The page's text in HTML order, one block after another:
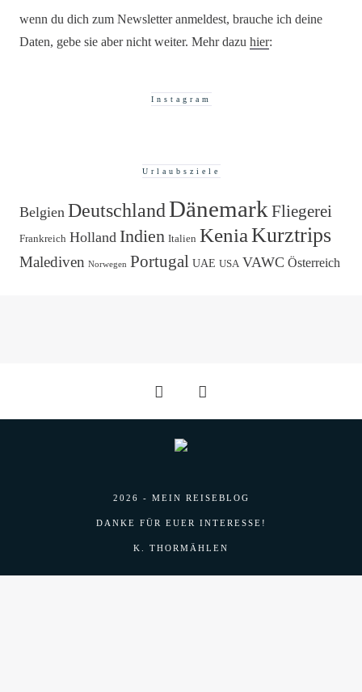
wenn du dich zum Newsletter anmeldest, brauche ich deine
Daten, gebe sie aber nicht weiter. Mehr dazu hier:
Instagram
Urlaubsziele
Belgien DeutschlandDänemark Fliegerei
Frankreich Holland Indien Italien KeniaKurztrips
Malediven Norwegen Portugal UAE USA VAWC Österreich
2026 - MEIN REISEBLOG
DANKE FÜR EUER INTERESSE!
K. THORMÄHLEN